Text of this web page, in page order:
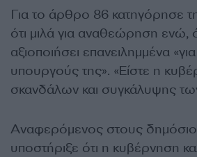
Για το άρθρο 86 κατηγόρησε
ότι μιλά για αναθεώρηση ενώ,
αξιοποιήσει επανειλημμένα
υπουργούς της». «Είστε η
σκανδάλων και συγκάλυψης
Αναφερόμενος στους
υποστήριξε ότι η κυβέρνηση